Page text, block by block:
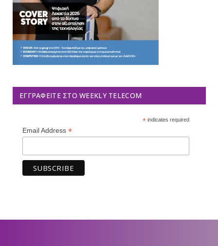
ΕΓΓΡΑΦΕΊΤΕ ΣΤΟ WEEKLY TELECOM
*indicates required
Email Address *